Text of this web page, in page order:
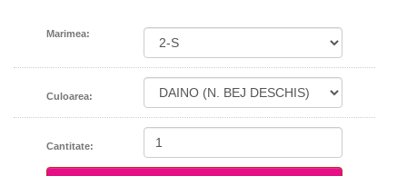
Marimea:
Culoarea:
Cantitate: